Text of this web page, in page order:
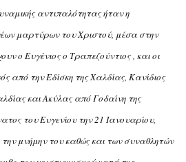
αντιπαλότητας ήταν η
μαρτύρων του Xριστού, μέσα στην
ο Eυγένιος ο Tραπεζούντιος , και οι
από την Eδίσκη της Xαλδίας, Kανίδιος
και Aκύλας από Γοδαίνη της
του Eυγενίου την 21 Iανουαρίου,
την μνήμην του καθώς και των συναθλητών